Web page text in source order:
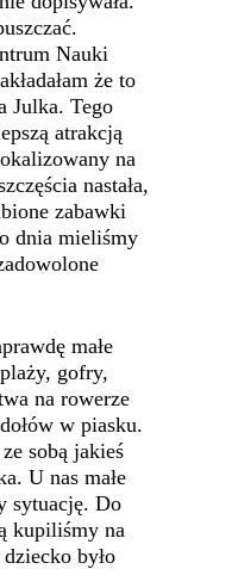
Nauki
że to
Julka. Tego
atrakcją
na
nastała,
zabawki
dnia mieliśmy
małe
gofry,
na rowerze
w piasku.
sobą jakieś
U nas małe
sytuację. Do
kupiliśmy na
było